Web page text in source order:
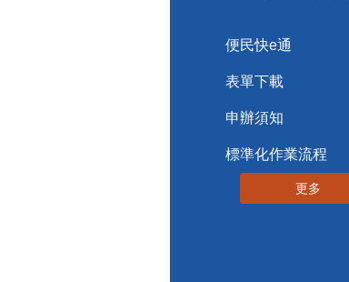
便民快e通
表單下載